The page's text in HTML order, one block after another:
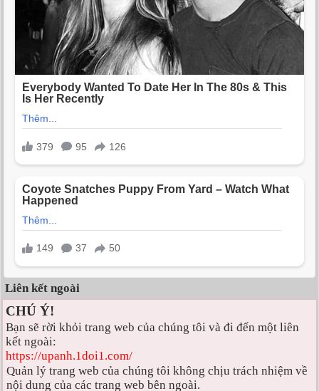
Liên kết ngoài
CHÚ Ý!
Bạn sẽ rời khỏi trang web của chúng tôi và đi đến một liên
kết ngoài:
https://upanh.1doi1.com/
Quản lý trang web của chúng tôi không chịu trách nhiệm về
nội dung của các trang web bên ngoài.